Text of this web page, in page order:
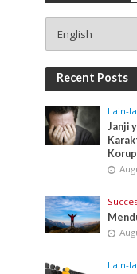
Recent Posts
Lain-
Janji
Lain-